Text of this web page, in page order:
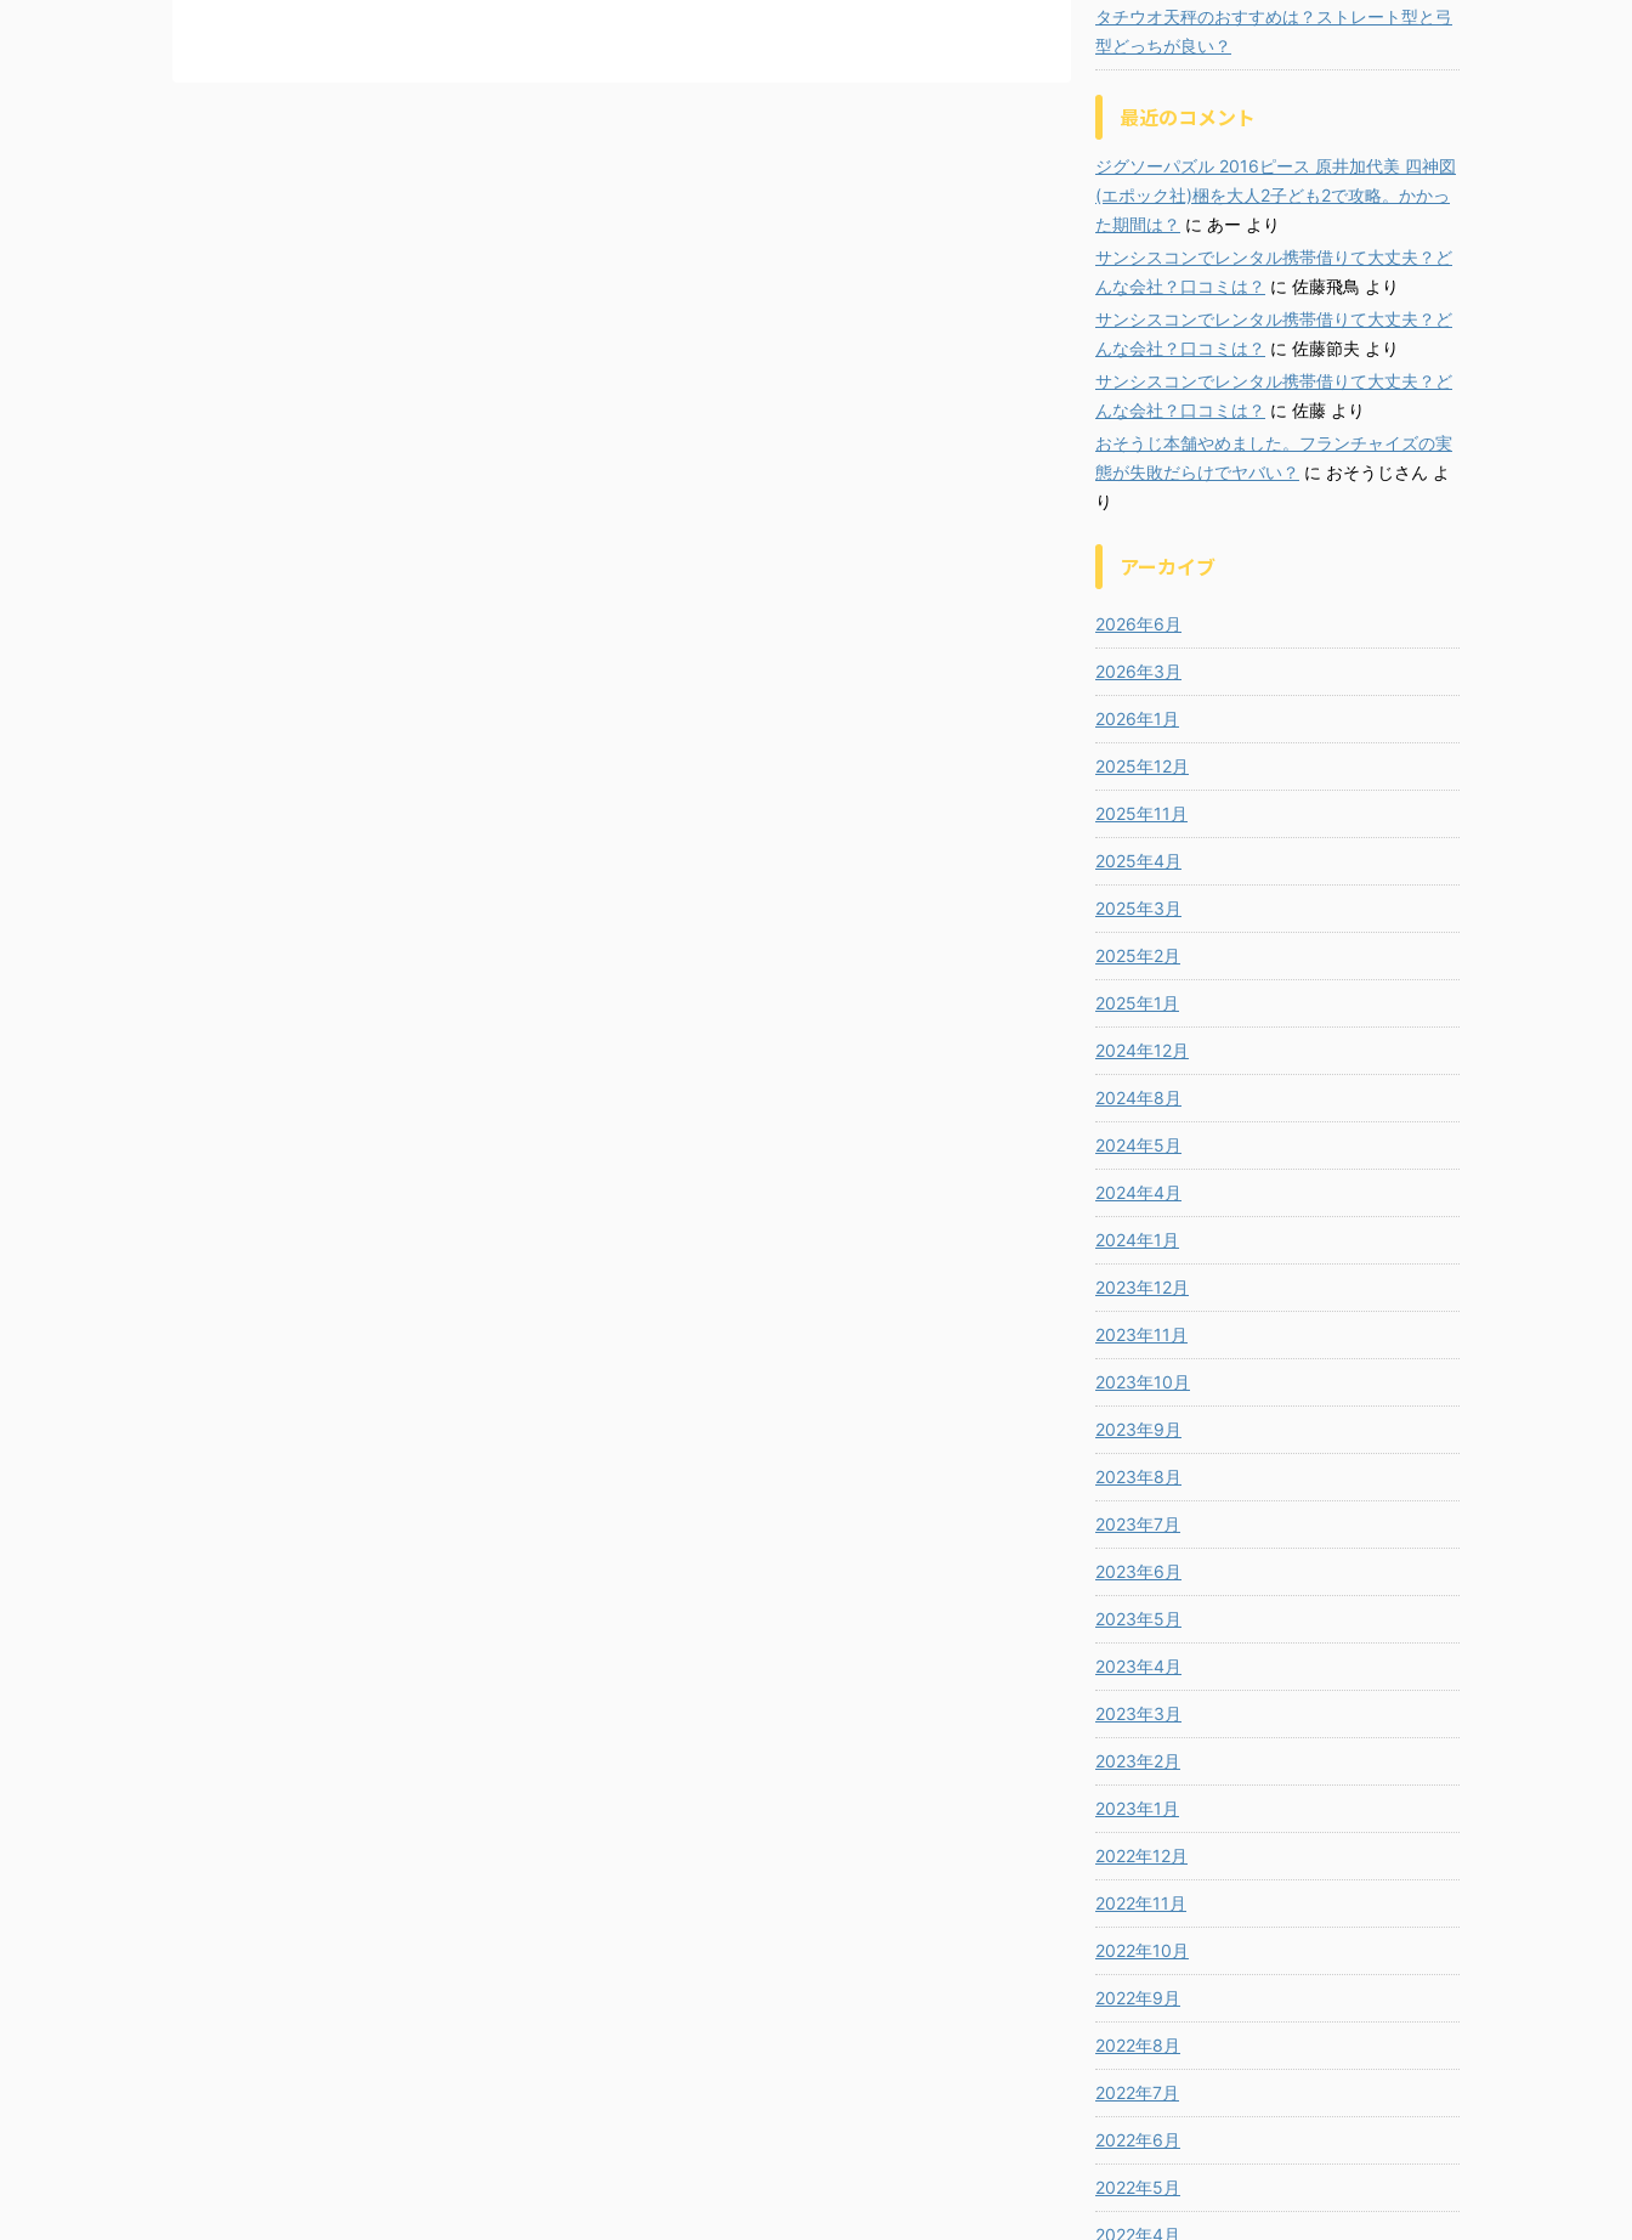
タチウオ天秤のおすすめは？ストレート型と弓
型どっちが良い？
最近のコメント
ジグソーパズル 2016ピース 原井加代美 四神図
(エポック社)梱を大人2子ども2で攻略。かかっ
た期間は？ に あー より
サンシスコンでレンタル携帯借りて大丈夫？ど
んな会社？口コミは？ に 佐藤飛鳥 より
サンシスコンでレンタル携帯借りて大丈夫？ど
んな会社？口コミは？ に 佐藤節夫 より
サンシスコンでレンタル携帯借りて大丈夫？ど
んな会社？口コミは？ に 佐藤 より
おそうじ本舗やめました。フランチャイズの実
態が失敗だらけでヤバい？ に おそうじさん よ
り
アーカイブ
2026年6月
2026年3月
2026年1月
2025年12月
2025年11月
2025年4月
2025年3月
2025年2月
2025年1月
2024年12月
2024年8月
2024年5月
2024年4月
2024年1月
2023年12月
2023年11月
2023年10月
2023年9月
2023年8月
2023年7月
2023年6月
2023年5月
2023年4月
2023年3月
2023年2月
2023年1月
2022年12月
2022年11月
2022年10月
2022年9月
2022年8月
2022年7月
2022年6月
2022年5月
2022年4月